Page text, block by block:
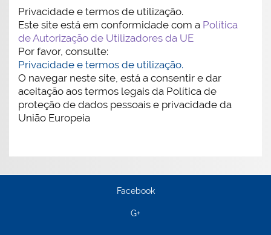
Privacidade e termos de utilização.
Este site está em conformidade com a Política
de Autorização de Utilizadores da UE
Por favor, consulte:
Privacidade e termos de utilização.
O navegar neste site, está a consentir e dar
aceitação aos termos legais da Política de
proteção de dados pessoais e privacidade da
União Europeia
Facebook
G+